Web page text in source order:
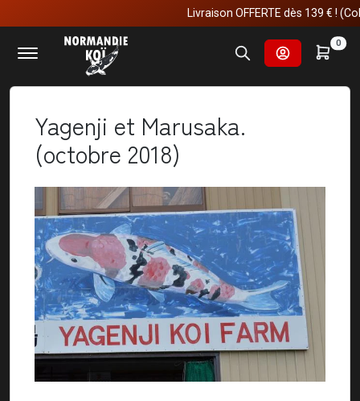
Livraison OFFERTE dès 139 € ! (Colis ≤ 29 kg
0
Accueil
Nos voyages au japon
Yagenji et Marusaka. (octobre 2018)
Yagenji et Marusaka.
(octobre 2018)